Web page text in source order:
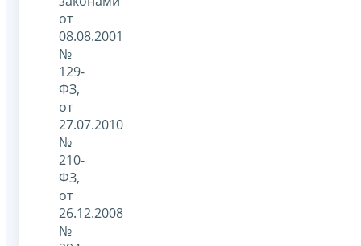
от
08.08.2001
№
129-
ФЗ,
от
27.07.2010
№
210-
ФЗ,
от
26.12.2008
№